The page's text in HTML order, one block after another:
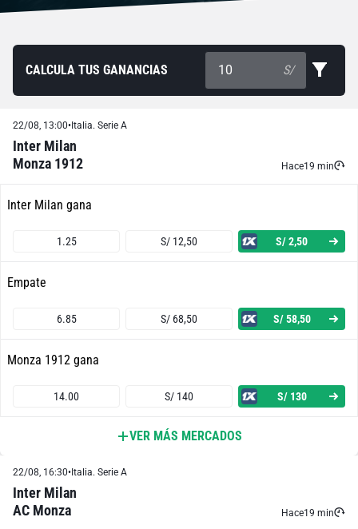
CALCULA TUS GANANCIAS S/
Hace19 min
22/08, 13:00• Italia. Serie A
Inter Milan
Monza 1912
Inter Milan gana
1.25 S/ 12,50 S/ 2,50
Empate
6.85 S/ 68,50 S/ 58,50
Monza 1912 gana
14.00 S/ 140 S/ 130
Ambos Equipos Anotan - Sí
2.27
Ambos Equipos Anotan - No
VER MÁS MERCADOS
Hace19 min
22/08, 16:30• Italia. Serie A
Inter Milan
AC Monza